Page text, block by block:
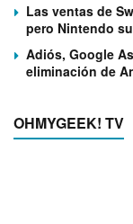
Las ventas de
pero Nintendo
Adiós, Google
eliminación de
OHMYGEEK! TV